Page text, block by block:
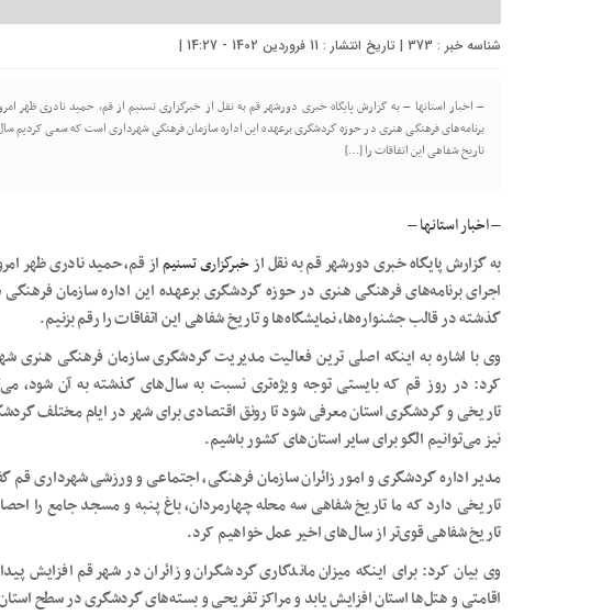
شناسه خبر : 373 | تاریخ انتشار : 11 فروردین 1402 - 14:27 |
– اخبار استانها – به گزارش پایگاه خبری دورشهر قم به نقل از خبرگزاری تسنیم از قم، حمید نادری ظهر
برنامه‌های فرهنگی هنری در حوزه گردشگری برعهده این اداره سازمان فرهنگی شهرداری است که سعی کردیم
تاریخ شفاهی این اتفاقات را […]
– اخبار استانها –
به گزارش پایگاه خبری دورشهر قم به نقل ازخبرگزاری تسنیماز قم، حمید نادری ظهر
اجرای برنامه‌های فرهنگی هنری در حوزه گردشگری برعهده این اداره سازمان
گذشته در قالب جشنواره‌ها، نمایشگاه‌ها و تاریخ شفاهی این اتفاقات را رقم بزنیم.
وی با اشاره به اینکه اصلی ترین فعالیت مدیریت گردشگری سازمان فرهنگی هنری
کرد: در روز قم که بایستی توجه ویژه‌تری نسبت به سال‌های گذشته به آن شود،
تاریخی و گردشگری استان معرفی شود تا رونق اقتصادی برای شهر در ایام مختلف
نیز می‌توانیم الگو برای سایر استان‌های کشور باشیم.
مدیر اداره گردشگری و امور زائران سازمان فرهنگی، اجتماعی و ورزشی
تاریخی دارد که ما تاریخ شفاهی سه محله چهارمردان، باغ پنبه و مسجد جامع را
تاریخ شفاهی قوی‌تر از سال‌های اخیر عمل خواهیم کرد.
وی بیان کرد: برای اینکه میزان ماندگاری گردشگران و زائران در شهر قم افزایش
اقامتی و هتل‌ها استان افزایش یابد و مراکز تفریحی و بسته‌های گردشگری در سطح